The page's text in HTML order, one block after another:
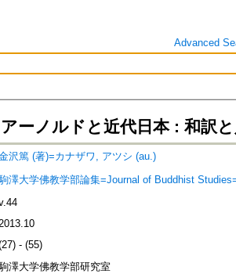
Advanced
ーノルドと近代日本 : 和訳
沢篤 (著)=カナザワ, アツシ (au.)
澤大学佛教学部論集=Journal of Buddhist
- (55)
澤大学佛教学部研究室